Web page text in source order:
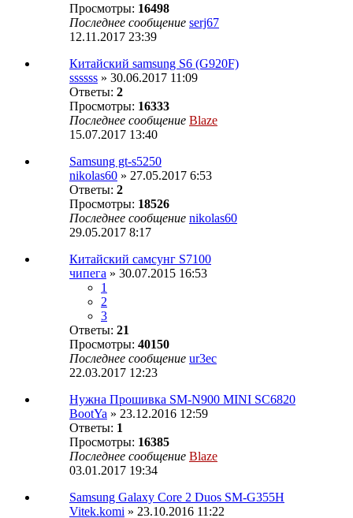
Просмотры: 16498
Последнее сообщение serj67
12.11.2017 23:39
Китайский samsung S6 (G920F)
ssssss » 30.06.2017 11:09
Ответы: 2
Просмотры: 16333
Последнее сообщение Blaze
15.07.2017 13:40
Samsung gt-s5250
nikolas60 » 27.05.2017 6:53
Ответы: 2
Просмотры: 18526
Последнее сообщение nikolas60
29.05.2017 8:17
Китайский самсунг S7100
чипега » 30.07.2015 16:53
1
2
3
Ответы: 21
Просмотры: 40150
Последнее сообщение ur3ec
22.03.2017 12:23
Нужна Прошивка SM-N900 MINI SC6820
BootYa » 23.12.2016 12:59
Ответы: 1
Просмотры: 16385
Последнее сообщение Blaze
03.01.2017 19:34
Samsung Galaxy Core 2 Duos SM-G355H
Vitek.komi » 23.10.2016 11:22